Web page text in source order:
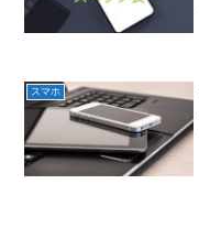
スマホ